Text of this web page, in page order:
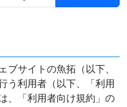
ブサイトの魚拓（以下、
う利用者（以下、「利用
、「利用者向け規約」の